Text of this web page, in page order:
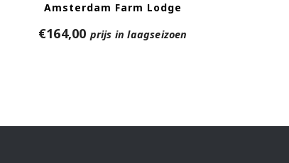
Amsterdam Farm Lodge
€164,00 prijs in laagseizoen